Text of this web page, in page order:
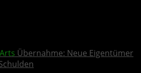
Übernahme: Neue Eigentümer